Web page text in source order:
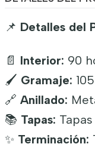
📌 Detalles del
📄 Interior: 90
🖌️ Gramaje:
🔗 Anillado:
📚 Tapas:
✨ Terminación: